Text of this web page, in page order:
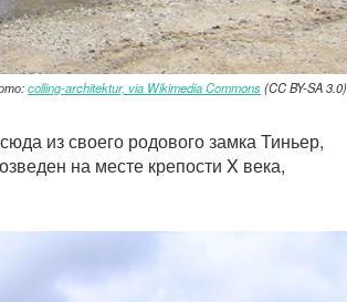
colling-architektur, via Wikimedia Commons(CC BY-SA 3.0)
из своего родового замка Тиньер,
на месте крепости X века,